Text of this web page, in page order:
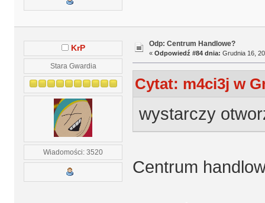
KrP
Stara Gwardia
Wiadomości: 3520
Odp: Centrum Handlowe?
« Odpowiedź #84 dnia: Grudnia 16,
Cytat: m4ci3j w
wystarczy
Centrum